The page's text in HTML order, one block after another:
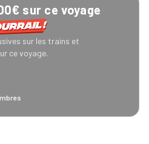
sur ce voyage
sur les trains et
ce voyage.